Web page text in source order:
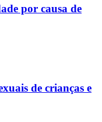
por causa de
de crianças e